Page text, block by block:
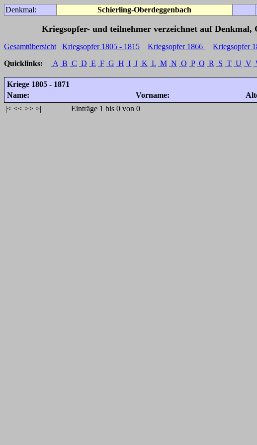
Denkmal: Schierling-Oberdeggenbach
Kriegsopfer- und teilnehmer verzeichnet auf Denkmal,
Gesamtübersicht Kriegsopfer 1805 - 1815 Kriegsopfer 1866
Kriegsopfer
Quicklinks:
A B C D E F G H I J K L M N O P Q R S T U V
Kriege 1805 - 1871
Name:
Vorname:
|< << >> >| Einträge 1 bis 0 von 0